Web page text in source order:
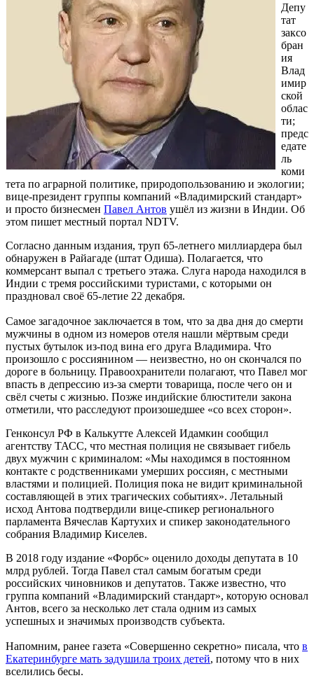
Депу
тат
заксо
бран
ия
Влад
имир
ской
облас
ти;
предс
едате
ль
коми
тета по аграрной политике, природопользованию и экологии;
вице-президент группы компаний «Владимирский стандарт»
и просто бизнесмен Павел Антов ушёл из жизни в Индии. Об
этом пишет местный портал NDTV.
Согласно данным издания, труп 65-летнего миллиардера был
обнаружен в Райагаде (штат Одиша). Полагается, что
коммерсант выпал с третьего этажа. Слуга народа находился в
Индии с тремя российскими туристами, с которыми он
праздновал своё 65-летие 22 декабря.
Самое загадочное заключается в том, что за два дня до смерти
мужчины в одном из номеров отеля нашли мёртвым среди
пустых бутылок из-под вина его друга Владимира. Что
произошло с россиянином — неизвестно, но он скончался по
дороге в больницу. Правоохранители полагают, что Павел мог
впасть в депрессию из-за смерти товарища, после чего он и
свёл счеты с жизнью. Позже индийские блюстители закона
отметили, что расследуют произошедшее «со всех сторон».
Генконсул РФ в Калькутте Алексей Идамкин сообщил
агентству ТАСС, что местная полиция не связывает гибель
двух мужчин с криминалом: «Мы находимся в постоянном
контакте с родственниками умерших россиян, с местными
властями и полицией. Полиция пока не видит криминальной
составляющей в этих трагических событиях». Летальный
исход Антова подтвердили вице-спикер регионального
парламента Вячеслав Картухих и спикер законодательного
собрания Владимир Киселев.
В 2018 году издание «Форбс» оценило доходы депутата в 10
млрд рублей. Тогда Павел стал самым богатым среди
российских чиновников и депутатов. Также известно, что
группа компаний «Владимирский стандарт», которую основал
Антов, всего за несколько лет стала одним из самых
успешных и значимых производств субъекта.
Напомним, ранее газета «Совершенно секретно» писала, что в
Екатеринбурге мать задушила троих детей, потому что в них
вселились бесы.